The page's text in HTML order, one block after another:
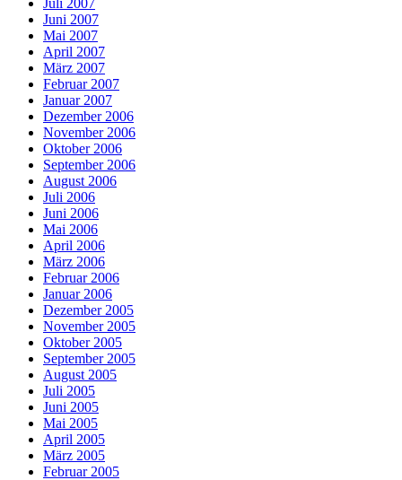
Juni 2007
Mai 2007
April 2007
März 2007
Februar 2007
Januar 2007
Dezember 2006
November 2006
Oktober 2006
September 2006
August 2006
Juli 2006
Juni 2006
Mai 2006
April 2006
März 2006
Februar 2006
Januar 2006
Dezember 2005
November 2005
Oktober 2005
September 2005
August 2005
Juli 2005
Juni 2005
Mai 2005
April 2005
März 2005
Februar 2005